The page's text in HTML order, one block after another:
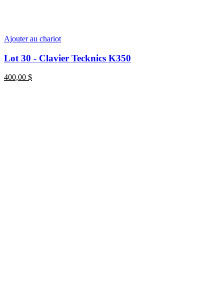
Ajouter au chariot
Lot 30 - Clavier Tecknics K350
400,00 $